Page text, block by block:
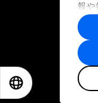
報や
に
トナ
す。
プライ
©